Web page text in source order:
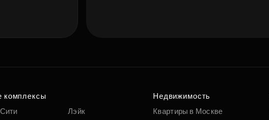
Лэйк
Недвижимость
Квартиры в Москве